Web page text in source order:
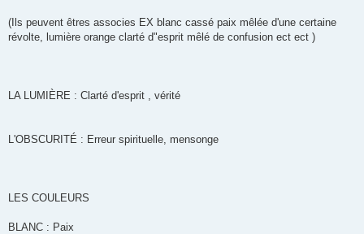
(Ils peuvent êtres associes EX blanc cassé paix mêlée d'une certaine
révolte, lumière orange clarté d"esprit mêlé de confusion ect ect )
LA LUMIÈRE : Clarté d'esprit , vérité
L'OBSCURITÉ : Erreur spirituelle, mensonge
LES COULEURS
BLANC : Paix